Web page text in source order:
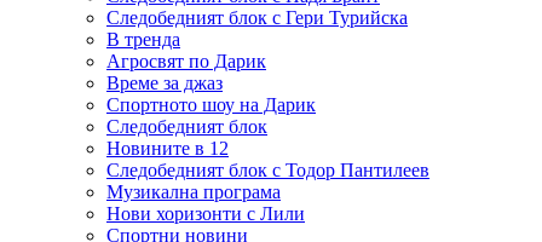
Следобедният блок с Гери Турийска
В тренда
Агросвят по Дарик
Време за джаз
Спортното шоу на Дарик
Следобедният блок
Новините в 12
Следобедният блок с Тодор Пантилеев
Музикална програма
Нови хоризонти с Лили
Спортни новини